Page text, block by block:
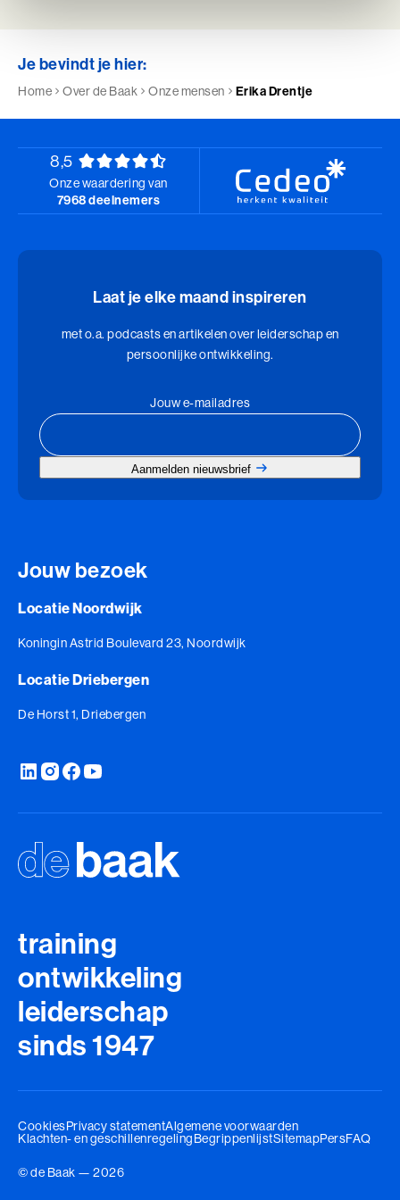
Leidinggeven aan eigenwijze Professionals (BaakBoost)
Leren Leiden (BaakBoost)
Management van Mensen
Management van Mensen (BaakBoost)
Moeilijke Gesprekken Voeren
Moeilijke Gesprekken Voeren (BaakBoost)
Perfectionisme in Balans (BaakBoost)
Persoonlijke Kracht
Professioneel Adviseren (BaakBoost)
Projectmanagement
Senior Excellence
Strategisch Adviseren
Strategisch Leiderschap Programma
Talent Ontwikkelings Programma
Teamleiderschap
Veilig Leiden
Young Executives Program Compact
Je bevindt je hier:
Home Over de Baak Onze mensen Erika Drentje
8,5
Onze waardering van
7968 deelnemers
Laat je elke maand inspireren
met o.a. podcasts en artikelen over leiderschap en
persoonlijke ontwikkeling.
Jouw e-mailadres
Aanmelden nieuwsbrief
Jouw bezoek
Locatie Noordwijk
Koningin Astrid Boulevard 23, Noordwijk
Locatie Driebergen
De Horst 1, Driebergen
training
ontwikkeling
leiderschap
sinds 1947
CookiesPrivacy statementAlgemene voorwaarden
Klachten- en geschillenregelingBegrippenlijstSitemapPersFAQ
© de Baak — 2026